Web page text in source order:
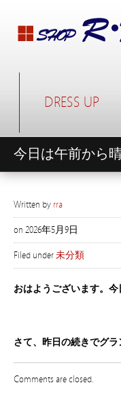
DRESS UP
今日は午前から
Written by rra
on 2026年5月9日
Filed under未分類
おはようございます。
さて、昨日の続きでグ
Comments are closed.